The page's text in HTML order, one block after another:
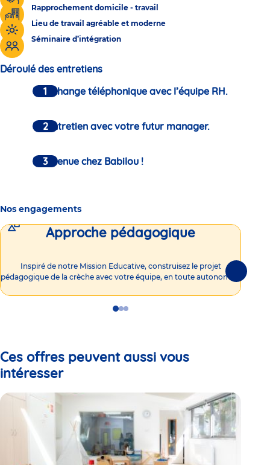
Rapprochement domicile - travail
Lieu de travail agréable et moderne
Séminaire d’intégration
Déroulé des entretiens
Un échange téléphonique avec l’équipe RH.
Un entretien avec votre futur manager.
Bienvenue chez Babilou !
Nos engagements
Approche pédagogique
Inspiré de notre Mission Educative, construisez le projet
pédagogique de la crèche avec votre équipe, en toute autonomie !
GoGoGo
Ces offres peuvent aussi vous
intéresser